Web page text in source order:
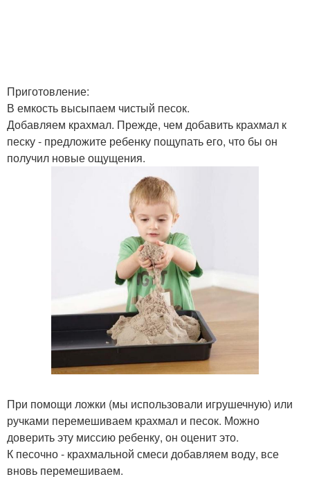
Приготовление:
В емкость высыпаем чистый песок.
Добавляем крахмал. Прежде, чем добавить крахмал к
песку - предложите ребенку пощупать его, что бы он
получил новые ощущения.
При помощи ложки (мы использовали игрушечную) или
ручками перемешиваем крахмал и песок. Можно
доверить эту миссию ребенку, он оценит это.
К песочно - крахмальной смеси добавляем воду, все
вновь перемешиваем.